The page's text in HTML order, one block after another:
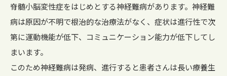
脊髄小脳変性症をはじめとする神経難病があります。神経難
病は原因が不明で根治的な治療法がなく、症状は進行性で次
第に運動機能が低下、コミュニケーション能力が低下してし
まいます。
このため神経難病は発病、進行すると患者さんは長い療養生